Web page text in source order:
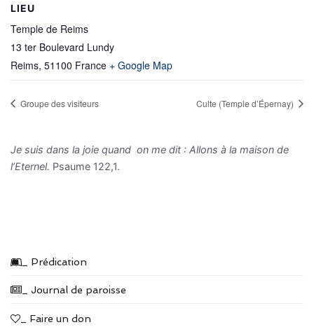
LIEU
Temple de Reims
13 ter Boulevard Lundy
Reims, 51100 France + Google Map
Groupe des visiteurs Culte (Temple d’Épernay)
Je suis dans la joie quand on me dit : Allons à la maison de
l’Eternel. Psaume 122,1.
_ Prédication
_ Journal de paroisse
_ Faire un don